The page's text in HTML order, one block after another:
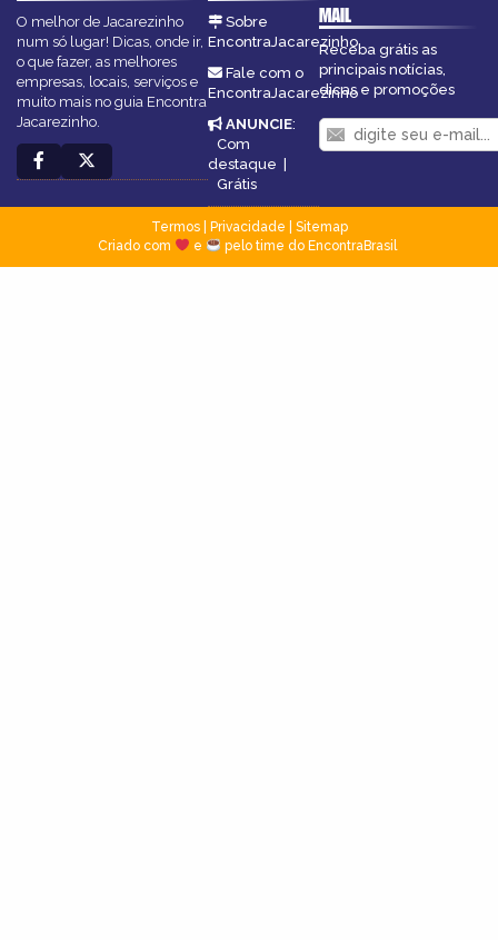
O melhor de Jacarezinho
num só lugar! Dicas, onde ir,
o que fazer, as melhores
empresas, locais, serviços e
muito mais no guia Encontra
Jacarezinho.
Sobre
EncontraJacarezinho
Fale com o
EncontraJacarezinho
ANUNCIE:
Com
destaque |
Grátis
MAIL
Receba grátis as
principais notícias,
dicas e promoções
Termos| Privacidade
Sitemap
Criado com
e pelo time do EncontraBrasil